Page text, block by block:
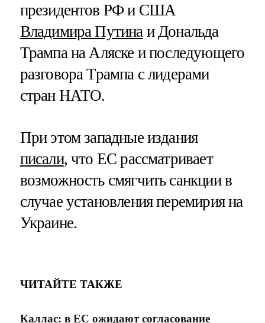
президентов РФ и США
Владимира Путина и Дональда
Трампа на Аляске и последующего
разговора Трампа с лидерами
стран НАТО.
При этом западные издания
писали, что ЕС рассматривает
возможность смягчить санкции в
случае установления перемирия на
Украине.
ЧИТАЙТЕ ТАКЖЕ
Каллас: в ЕС ожидают согласование